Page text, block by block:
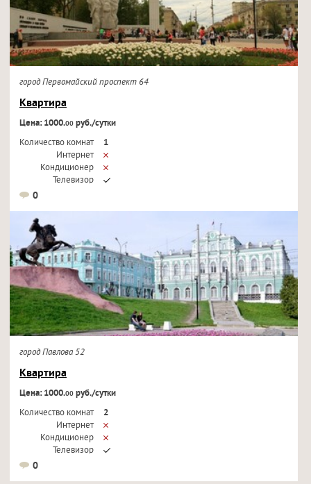
город Первомайский проспект 64
Квартира
Цена: 1000.00руб./сутки
Количество комнат
1
Интернет
Кондиционер
Телевизор
0
город Павлова 52
Квартира
Цена: 1000.00руб./сутки
Количество комнат
2
Интернет
Кондиционер
Телевизор
0